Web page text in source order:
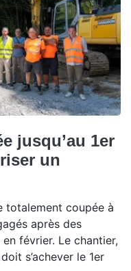
jusqu’au 1er
un
totalement coupée à
après des
février. Le chantier,
s’achever le 1er